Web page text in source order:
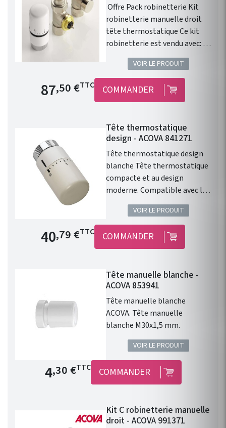
Offre Pack robinetterie Kit
robinetterie manuelle droit
tête thermostatique Ce kit
robinetterie est vendu avec: 1
robinet droit 1/2" . 1 té de
réglage 1/2" . 1 tete
thermostatique design
blanche . 1 paire de raccords
cuivre 14. 1 paire de raccords
fonctionnelle. Kit
robinetterie compatible avec
chauffage central Fassane
Prem's ACOVA .
VOIR LE PRODUIT
Prix de base
87,50 €TTC COMMANDER
Tête thermostatique
design - ACOVA 841271
Tête thermostatique design
blanche Tête thermostatique
compacte et au design
moderne. Compatible avec les
radiateurs eau chaude ACOVA.
Type de raccord : M30 x1,5.
Finition : Blanc. 46 Couleurs en
option. Cette tête
thermostatique design
avec précision de la
température d'un radiateur ou
d'un sèche serviette à eau
chaude.
VOIR LE PRODUIT
Prix de base
40,79 €TTC COMMANDER
Tête manuelle blanche -
ACOVA 853941
Tête manuelle blanche
ACOVA. Tête manuelle
blanche M30x1,5 mm.
VOIR LE PRODUIT
Prix de base
4,30 €TTC COMMANDER
Kit C robinetterie manuelle
droit - ACOVA 991371